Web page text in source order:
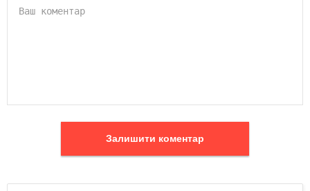
Залишити коментар